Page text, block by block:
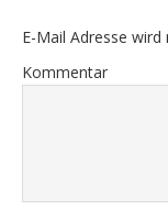
E-Mail Adresse
Kommentar